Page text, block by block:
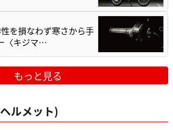
を損なわず寒さから手
〈キジマ…
もっと見る
ルメット)